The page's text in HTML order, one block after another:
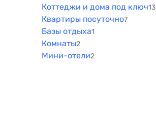
Коттеджи и дома под ключ13
Квартиры посуточно7
Базы отдыха1
Комнаты2
Мини-отели2